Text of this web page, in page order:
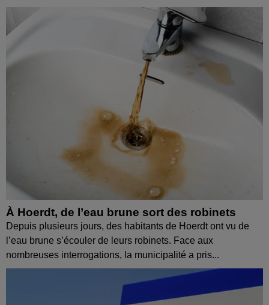
À Hoerdt, de l’eau brune sort des robinets
Depuis plusieurs jours, des habitants de Hoerdt ont vu de
l’eau brune s’écouler de leurs robinets. Face aux
nombreuses interrogations, la municipalité a pris...